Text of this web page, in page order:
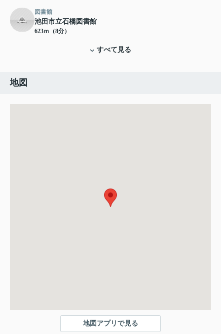
図書館
池田市立石橋図書館
623ｍ（8分）
すべて見る
地図
地図アプリで見る